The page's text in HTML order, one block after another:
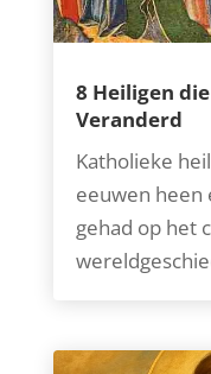
8 Heiligen
Veranderd
Katholieke
eeuwen heen
gehad op het